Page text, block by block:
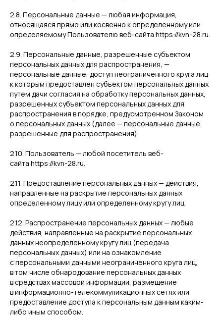
2.8. Персональные данные — любая информация,
относящаяся прямо или косвенно к определенному или
определяемому Пользователю веб-сайта https://kvn-28.ru.
2.9. Персональные данные, разрешенные субъектом
персональных данных для распространения, —
персональные данные, доступ неограниченного круга лиц
к которым предоставлен субъектом персональных данных
путем дачи согласия на обработку персональных данных,
разрешенных субъектом персональных данных для
распространения в порядке, предусмотренном Законом
о персональных данных (далее — персональные данные,
разрешенные для распространения).
2.10. Пользователь — любой посетитель веб-
сайта https://kvn-28.ru.
2.11. Предоставление персональных данных — действия,
направленные на раскрытие персональных данных
определенному лицу или определенному кругу лиц.
2.12. Распространение персональных данных — любые
действия, направленные на раскрытие персональных
данных неопределенному кругу лиц (передача
персональных данных) или на ознакомление
с персональными данными неограниченного круга лиц,
в том числе обнародование персональных данных
в средствах массовой информации, размещение
в информационно-телекоммуникационных сетях или
предоставление доступа к персональным данным каким-
либо иным способом.